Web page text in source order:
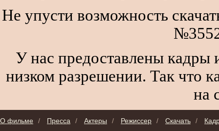
Не упусти возможность
У нас предоставлены кадры
низком разрешении. Так что
на
О фильме / Пресса / Актеры / Режиссер / Скачать /